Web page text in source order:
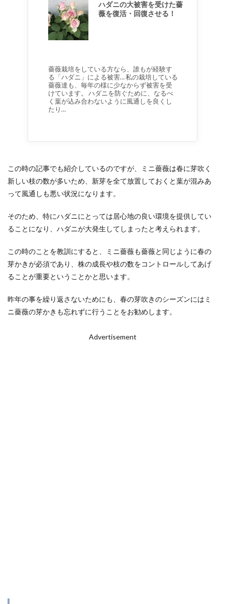
ハダニの大被害を受けた薔
薇を復活・回復させる！
薔薇栽培をしている方なら、誰もが経験す
る「ハダニ」による被害… 私の栽培している
薔薇達も、毎年の様に少なからず被害を受
けています。 ハダニを防ぐために、なるべ
く葉が込み合わないように風通しを良くし
たり…
この時の記事でも紹介しているのですが、ミニ薔薇は春に芽吹く
新しい枝の数が多いため、新芽を全て放置しておくと葉が混みあ
って風通しも悪い状況になります。
そのため、特にハダニにとっては居心地の良い環境を提供してい
ることになり、ハダニが大発生してしまったと考えられます。
この時のことを教訓にすると、ミニ薔薇も薔薇と同じように春の
芽かきが必須であり、株の成長や枝の数をコントロールしてあげ
ることが重要ということかと思います。
昨年の事を繰り返さないためにも、春の芽吹きのシーズンにはミ
ニ薔薇の芽かきも忘れずに行うことをお勧めします。
Advertisement